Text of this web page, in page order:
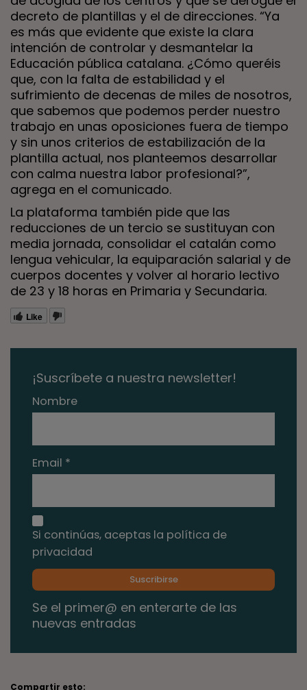
decreto de plantillas y el de direcciones. “Ya
es más que evidente que existe la clara
intención de controlar y desmantelar la
Educación pública catalana. ¿Cómo queréis
que, con la falta de estabilidad y el
sufrimiento de decenas de miles de nosotros,
que sabemos que podemos perder nuestro
trabajo en unas oposiciones fuera de tiempo
y sin unos criterios de estabilización de la
plantilla actual, nos planteemos desarrollar
con calma nuestra labor profesional?”,
agrega en el comunicado.
La plataforma también pide que las
reducciones de un tercio se sustituyan con
media jornada, consolidar el catalán como
lengua vehicular, la equiparación salarial y de
cuerpos docentes y volver al horario lectivo
de 23 y 18 horas en Primaria y Secundaria.
Like
¡Suscríbete a nuestra newsletter!
Nombre
Email *
Si continúas, aceptas la política de
privacidad
Se el primer@ en enterarte de las
nuevas entradas
Compartir esto: